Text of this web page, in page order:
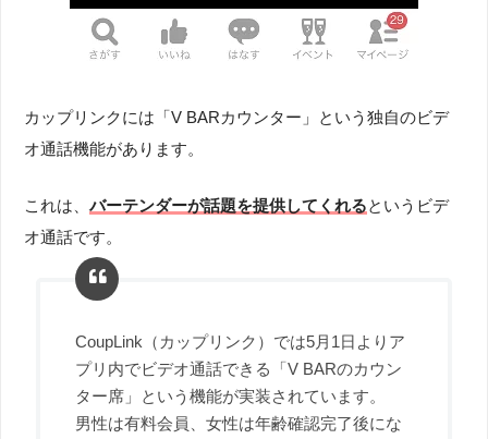
カップリンクには「V BARカウンター」という独自のビデ
オ通話機能があります。
これは、バーテンダーが話題を提供してくれるというビデ
オ通話です。
CoupLink（カップリンク）では5月1日よりア
プリ内でビデオ通話できる「V BARのカウン
ター席」という機能が実装されています。
男性は有料会員、女性は年齢確認完了後にな